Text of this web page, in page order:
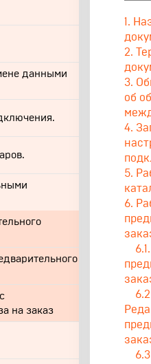
данными
на заказ
1.
2.
3.
об
4.
5.
6.